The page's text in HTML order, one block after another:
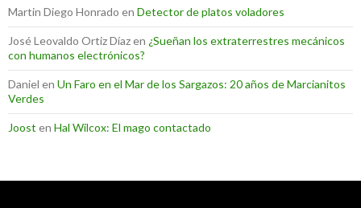
Martin Diego Honrado en Detector de platos voladores
José Leovaldo Ortiz Díazen ¿Sueñan los extraterrestres mecánicos
con humanos electrónicos?
Daniel en Un Faro en el Mar de los Sargazos: 20 años de Marcianitos
Verdes
Joost en Hal Wilcox: El mago contactado